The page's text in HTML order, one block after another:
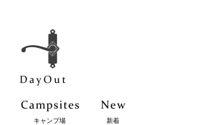
キャンプ場 新着